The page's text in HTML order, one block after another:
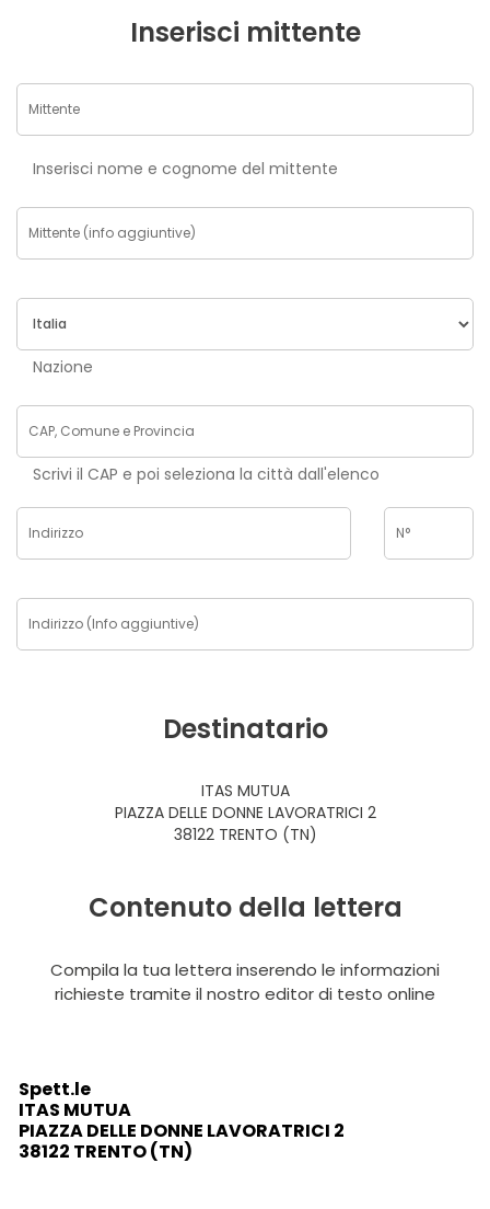
Inserisci mittente
Inserisci nome e cognome del mittente
Nazione
Scrivi il CAP e poi seleziona la città dall'elenco
Destinatario
ITAS MUTUA
PIAZZA DELLE DONNE LAVORATRICI 2
38122 TRENTO (TN)
Contenuto della lettera
Compila la tua lettera inserendo le informazioni
richieste tramite il nostro editor di testo online
Spett.le
ITAS MUTUA
PIAZZA DELLE DONNE LAVORATRICI 2
38122 TRENTO (TN)